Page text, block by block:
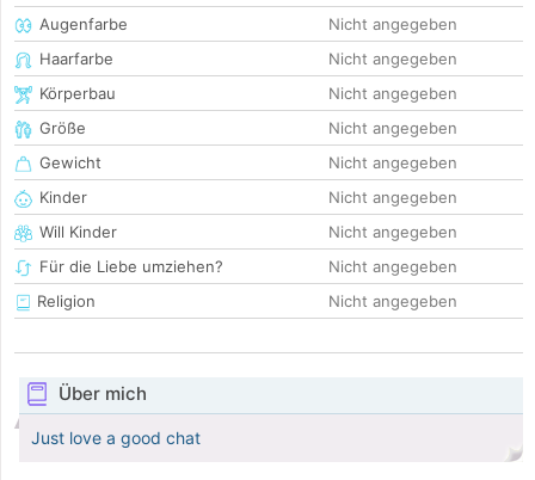
Augenfarbe
Nicht angegeben
Haarfarbe
Nicht angegeben
Körperbau
Nicht angegeben
Größe
Nicht angegeben
Gewicht
Nicht angegeben
Kinder
Nicht angegeben
Will Kinder
Nicht angegeben
Für die Liebe umziehen?
Nicht angegeben
Religion
Nicht angegeben
Über mich
Just love a good chat